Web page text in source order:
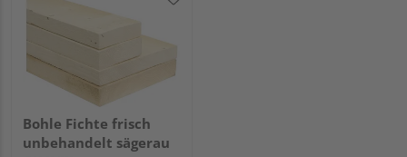
Bohle Fichte frisch
unbehandelt sägerau